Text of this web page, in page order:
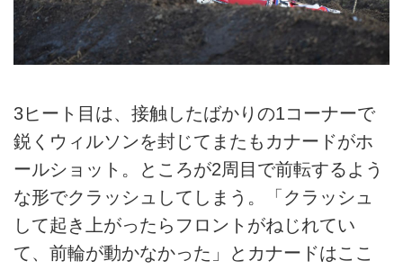
3ヒート目は、接触したばかりの1コーナーで
鋭くウィルソンを封じてまたもカナードがホ
ールショット。ところが2周目で前転するよう
な形でクラッシュしてしまう。「クラッシュ
して起き上がったらフロントがねじれてい
て、前輪が動かなかった」とカナードはここ